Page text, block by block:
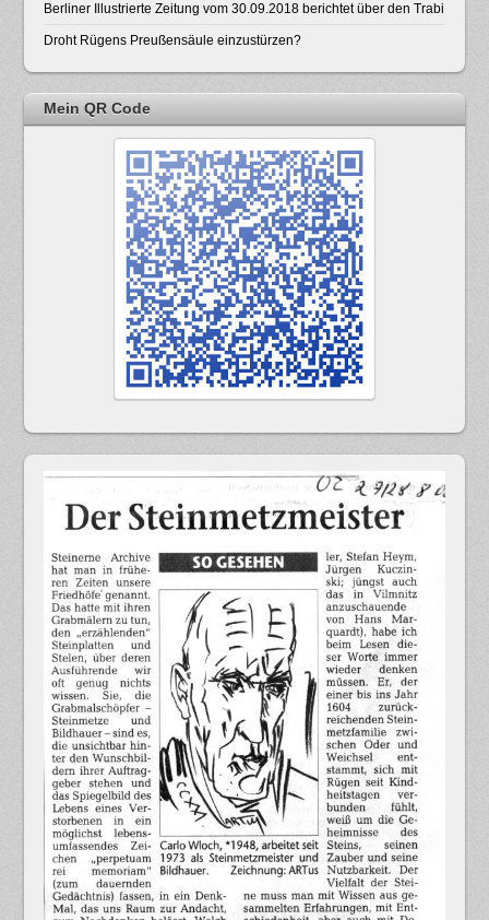
Berliner Illustrierte Zeitung vom 30.09.2018 berichtet über den Trabi
Droht Rügens Preußensäule einzustürzen?
Mein QR Code